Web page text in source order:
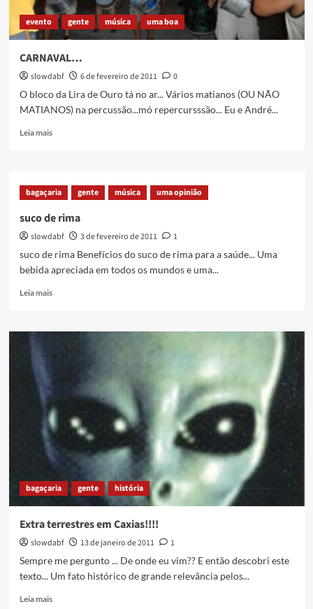
evento gente música uma boa
CARNAVAL…
slowdabf 6 de fevereiro de 2011
0
O bloco da Lira de Ouro tá no ar... Vários matianos (OU NÃO
MATIANOS) na percussão...mó repercursssão... Eu e André...
Leia maisRead
bagaçaria gente música uma opinião
suco de rima
slowdabf 3 de fevereiro de 2011
1
suco de rima Benefícios do suco de rima para a saúde... Uma
bebida apreciada em todos os mundos e uma...
Leia maisRead
suco
bagaçaria gente história
Extra terrestres em Caxias!!!!
slowdabf 13 de janeiro de 2011
1
Sempre me pergunto ... De onde eu vim?? E então descobri este
texto... Um fato histórico de grande relevância pelos...
Leia maisRead